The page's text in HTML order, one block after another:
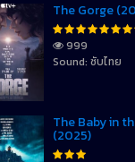
The Gorge
999
Sound: ซับไทย
The Baby in
(2025)